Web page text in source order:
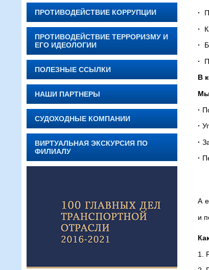
ПРОТИВОДЕЙСТВИЕ КОРРУПЦИИ
ПРОТИВОДЕЙСТВИЕ ТЕРРОРИЗМУ И
ЕГО ИДЕОЛОГИИ
ПОЛЕЗНЫЕ ССЫЛКИ
НАШИ ПАРТНЕРЫ
СУДОХОДНЫЕ КОМПАНИИ
ВИРТУАЛЬНАЯ ЭКСКУРСИЯ ПО
ФИЛИАЛУ
·
·
·
·
В
Мы
·
·
·
·
А
и
1.